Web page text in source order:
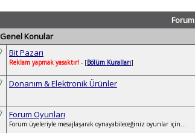
Forum
Genel Konular
Bit Pazarı
Reklam yapmak yasaktır! - [Bölüm Kuralları]
Donanım & Elektronik Ürünler
Forum Oyunları
Forum üyeleriyle mesajlaşarak oynayabileceğiniz oyunlar için...